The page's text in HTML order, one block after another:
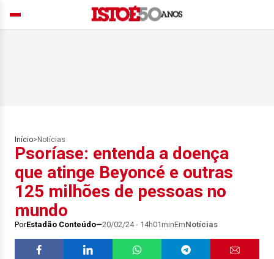
Início> Notícias
Psoríase: entenda a doença
que atinge Beyoncé e outras
125 milhões de pessoas no
mundo
PorEstadão Conteúdo 20/02/24 - 14h01minEmNotícias